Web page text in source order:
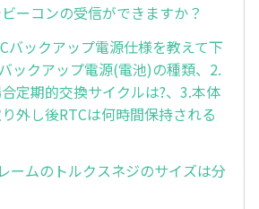
ーコンの受信ができますか？
バックアップ電源仕様を教えて下
ックアップ電源(電池)の種類、2.
定期的交換サイクルは?、3.本体
外し後RTCは何時間保持される
ームのトルクスネジのサイズは分